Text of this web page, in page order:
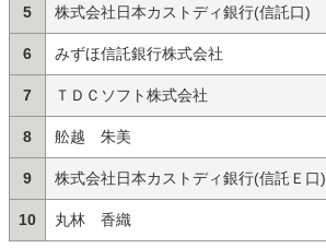
5 株式会社日本カストディ銀行(信託口)
6 みずほ信託銀行株式会社
7 ＴＤＣソフト株式会社
8 舩越 朱美
9 株式会社日本カストディ銀行(信託Ｅ口)
10 丸林 香織